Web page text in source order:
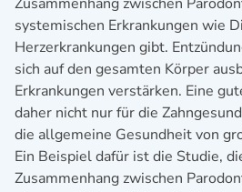
systemischen Erkrankungen wie
Herzerkrankungen gibt.
sich auf den gesamten Körper
Erkrankungen verstärken. Eine
daher nicht nur für die
die allgemeine Gesundheit von
Ein Beispiel dafür ist die Studie,
Zusammenhang zwischen